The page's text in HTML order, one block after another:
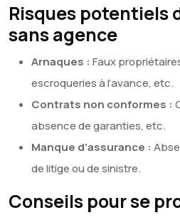
Risques potentiels
sans agence
Arnaques : Faux
escroqueries à l’avance, etc.
Contrats non conformes :
absence de garanties, etc.
Manque d’assurance :
de litige ou de sinistre.
Conseils pour se